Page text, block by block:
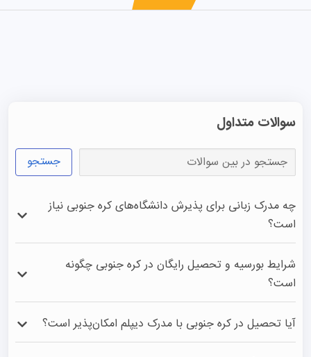
سوالات متداول
جستجو
چه مدرک زبانی برای پذیرش دانشگاه‌های کره جنوبی نیاز
است؟
الزامی است.
شرایط بورسیه و تحصیل رایگان در کره جنوبی چگونه
است؟
معدل بالای ۸۰٪ الزامی است. همچنین در مقاطع ارشد و دکتری
کره جنوبی، دریافت حقوق ماهانه دلاری از اساتید بسیار رایج
آیا تحصیل در کره جنوبی با مدرک دیپلم امکان‌پذیر است؟